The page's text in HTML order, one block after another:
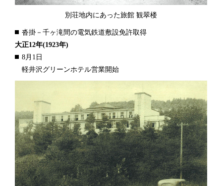
別荘地内にあった旅館 観翠楼
沓掛－千ヶ滝間の電気鉄道敷設免許取得
大正12年(1923年)
8月1日
軽井沢グリーンホテル営業開始